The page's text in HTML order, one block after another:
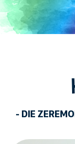
Direkt
zum
Inhalt
- DIE